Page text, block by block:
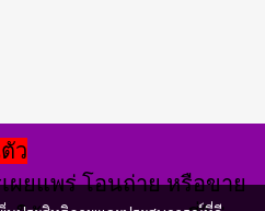
ว
ผยแพร่ โอนถ่าย หรือขาย